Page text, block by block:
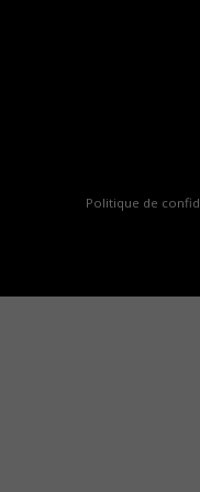
Politique de